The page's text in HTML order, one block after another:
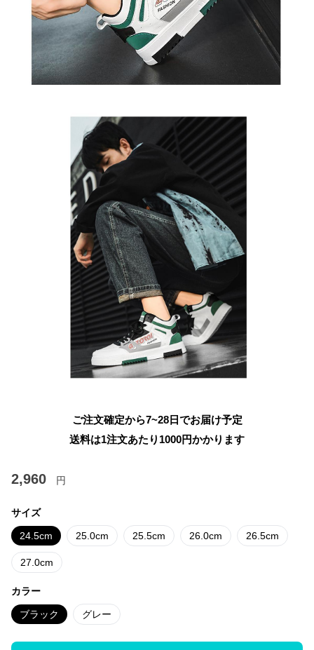
ご注文確定から7~28日でお届け予定
送料は1注文あたり 1000円かかります
2,960 円
サイズ
24.5cm 25.0cm 25.5cm 26.0cm 26.5cm
27.0cm
カラー
ブラック グレー